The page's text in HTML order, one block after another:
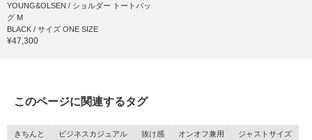
YOUNG&OLSEN / ショルダー トートバッ
グ M
BLACK / サイズ ONE SIZE
¥47,300
このページに関連するタグ
きちんと ビジネスカジュアル 抜け感 オンオフ兼用 ジャストサイズ